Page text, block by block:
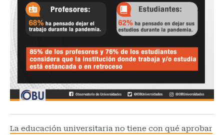
La educación universitaria no tiene con qué aprobar